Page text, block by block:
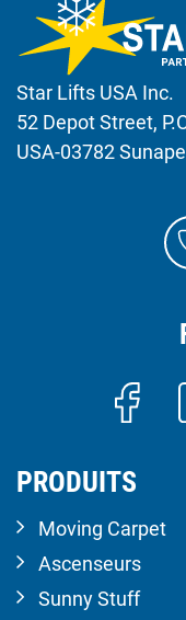
Star Lifts USA Inc.
52 Depot Street,
USA-03782
PRODUITS
Moving Carpet
Ascenseurs
Sunny Stuff